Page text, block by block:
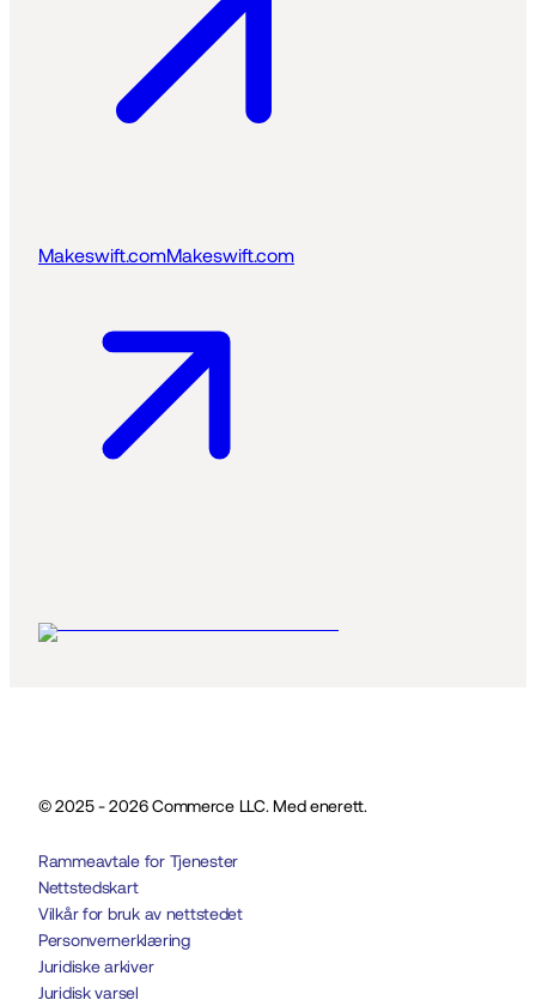
Makeswift.comMakeswift.com
© 2025 - 2026 Commerce LLC. Med enerett.
Rammeavtale for Tjenester
Nettstedskart
Vilkår for bruk av nettstedet
Personvernerklæring
Juridiske arkiver
Juridisk varsel